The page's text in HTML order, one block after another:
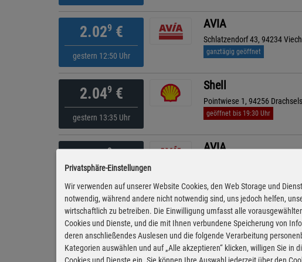
2.029€
gestern 12:50 Uhr
AVIA
Schlatzendorf 43, 94234
ganztägig geöffnet
2.049€
gestern 13:35 Uhr
Shell
Pointwiese 1, 94256
geöffnet bis 19:30 Uhr
2.049€ AVIA
2.049€
gestern 13:15 Uhr
Shell
Regener Str. 10a, 94249
geöffnet bis 19:00 Uhr
Privatsphäre-Einstellungen
Wir verwenden auf unserer Website Cookies, den Web Storage und
notwendig, während andere nicht notwendig sind, uns jedoch helfen,
wirtschaftlich zu betreiben. Die Einwilligung umfasst alle
Cookies und Dienste, und die mit Ihnen verbundene Speicherung von
deren anschließendes Auslesen und die folgende Verarbeitung
Kategorien auswählen und auf „Alle akzeptieren“ klicken, willigen Sie in
Cookies und Dienste ein. Sie können Ihre Auswahl jederzeit über den